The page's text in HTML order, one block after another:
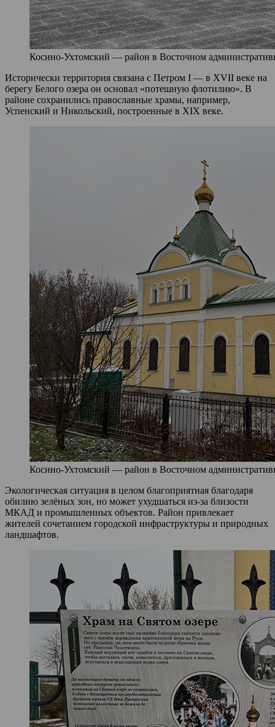
Косино-Ухтомский — район в Восточном
Исторически территория связана с Петром I — в XVII веке на
берегу Белого озера он основал «потешную флотилию». В
районе сохранились православные храмы, например,
Успенский и Никольский, построенные в XIX веке.
Косино-Ухтомский — район в Восточном
Экологическая ситуация в целом благоприятная благодаря
обилию зелёных зон, но может ухудшаться из-за близости
МКАД и промышленных объектов. Район привлекает
жителей сочетанием городской инфраструктуры и природных
ландшафтов.